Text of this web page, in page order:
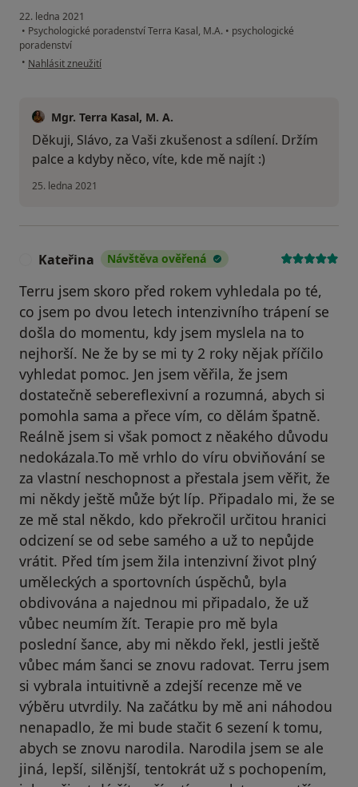
22. ledna 2021
• Psychologické poradenství Terra Kasal, M.A. • psychologické
poradenství
• podle názoru uživatele Váš účet byl odstraněn
Nahlásit zneužití
Mgr. Terra Kasal, M. A.
Děkuji, Slávo, za Vaši zkušenost a sdílení. Držím
palce a kdyby něco, víte, kde mě najít :)
25. ledna 2021
Kateřina Návštěva ověřená
Terru jsem skoro před rokem vyhledala po té,
co jsem po dvou letech intenzivního trápení se
došla do momentu, kdy jsem myslela na to
nejhorší. Ne že by se mi ty 2 roky nějak příčilo
vyhledat pomoc. Jen jsem věřila, že jsem
dostatečně sebereflexivní a rozumná, abych si
pomohla sama a přece vím, co dělám špatně.
Reálně jsem si však pomoct z něakého důvodu
nedokázala.To mě vrhlo do víru obviňování se
za vlastní neschopnost a přestala jsem věřit, že
mi někdy ještě může být líp. Připadalo mi, že se
ze mě stal někdo, kdo překročil určitou hranici
odcizení se od sebe samého a už to nepůjde
vrátit. Před tím jsem žila intenzivní život plný
uměleckých a sportovních úspěchů, byla
obdivována a najednou mi připadalo, že už
vůbec neumím žít. Terapie pro mě byla
poslední šance, aby mi někdo řekl, jestli ještě
vůbec mám šanci se znovu radovat. Terru jsem
si vybrala intuitivně a zdejší recenze mě ve
výběru utvrdily. Na začátku by mě ani náhodou
nenapadlo, že mi bude stačit 6 sezení k tomu,
abych se znovu narodila. Narodila jsem se ale
jiná, lepší, silěnjší, tentokrát už s pochopením,